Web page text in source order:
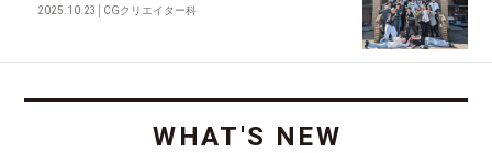
2025.10.23 CGクリエイター科
WHAT'S NEW